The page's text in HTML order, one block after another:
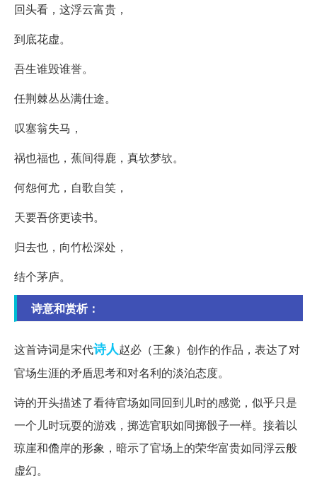
回头看，这浮云富贵，
到底花虚。
吾生谁毁谁誉。
任荆棘丛丛满仕途。
叹塞翁失马，
祸也福也，蕉间得鹿，真欤梦欤。
何怨何尤，自歌自笑，
天要吾侪更读书。
归去也，向竹松深处，
结个茅庐。
诗意和赏析：
这首诗词是宋代诗人赵必（王象）创作的作品，表达了对
官场生涯的矛盾思考和对名利的淡泊态度。
诗的开头描述了看待官场如同回到儿时的感觉，似乎只是
一个儿时玩耍的游戏，掷选官职如同掷骰子一样。接着以
琼崖和儋岸的形象，暗示了官场上的荣华富贵如同浮云般
虚幻。